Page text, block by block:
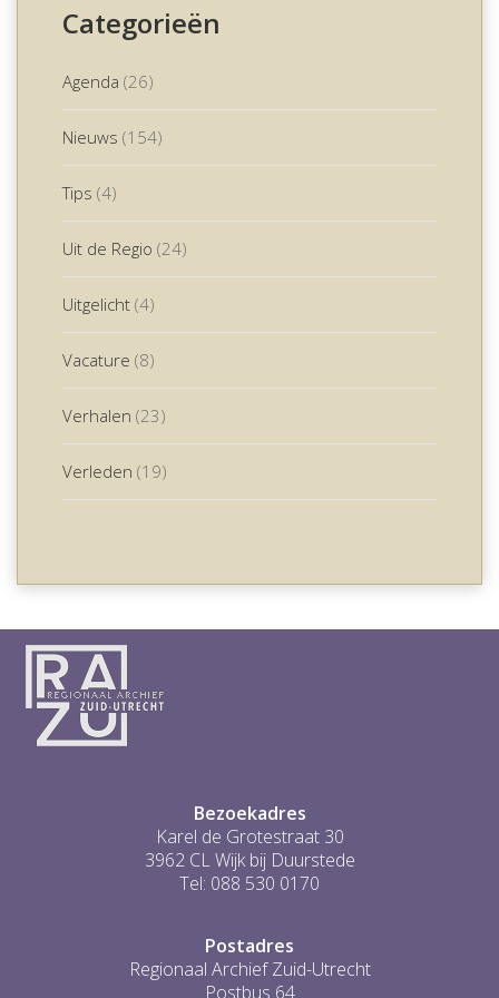
Categorieën
Agenda (26)
Nieuws (154)
Tips (4)
Uit de Regio (24)
Uitgelicht (4)
Vacature (8)
Verhalen (23)
Verleden (19)
Bezoekadres
Karel de Grotestraat 30
3962 CL Wijk bij Duurstede
Tel: 088 530 0170
Postadres
Regionaal Archief Zuid-Utrecht
Postbus 64